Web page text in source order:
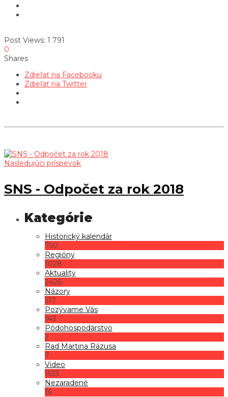
Post Views: 1 791
0
Shares
Zdieľať na Facebooku
Zdieľať na Twitter
Nasledujúci príspevok
SNS - Odpočet za rok 2018
Historický kalendár
750
Regióny
1028
Aktuality
2426
Názory
517
Pozývame Vás
143
Pôdohospodárstvo
2
Rad Martina Rázusa
7
Video
1533
Nezaradené
16